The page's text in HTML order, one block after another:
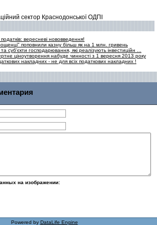
сектор Краснодонської ОДПІ
вересневі нововведення!
поповнили казну більш як на 1 млн. гривень
та суб'єкти господарювання, які реалізують інвестиційн ...
ціноутворення набуде чинності з 1 вересня 2013 року
накладних - не для всіх податкових накладних !
на изображении:
Powered by DataLife Engine